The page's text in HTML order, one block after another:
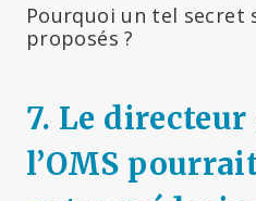
Pourquoi un tel secret
proposés ?
7. Le
l’OMS